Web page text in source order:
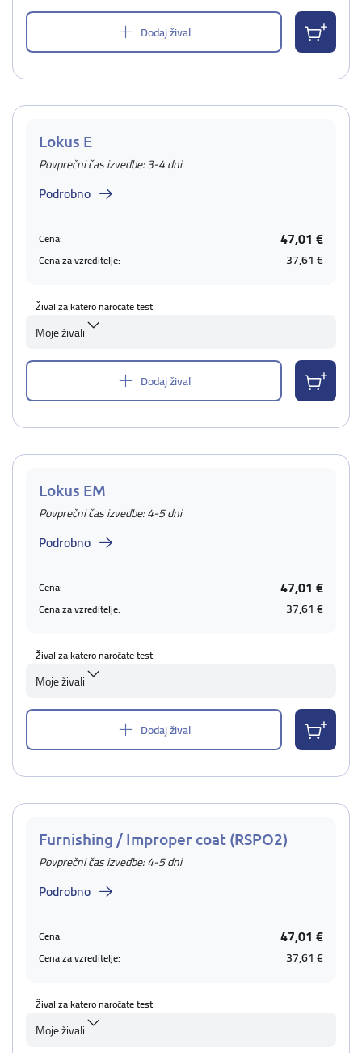
Dodaj žival
Lokus E
Povprečni čas izvedbe: 3-4 dni
Podrobno
Cena: 47,01 €
Cena za vzreditelje: 37,61 €
Žival za katero naročate test
Moje živali
Dodaj žival
Lokus EM
Povprečni čas izvedbe: 4-5 dni
Podrobno
Cena: 47,01 €
Cena za vzreditelje: 37,61 €
Žival za katero naročate test
Moje živali
Dodaj žival
Furnishing / Improper coat (RSPO2)
Povprečni čas izvedbe: 4-5 dni
Podrobno
Cena: 47,01 €
Cena za vzreditelje: 37,61 €
Žival za katero naročate test
Moje živali